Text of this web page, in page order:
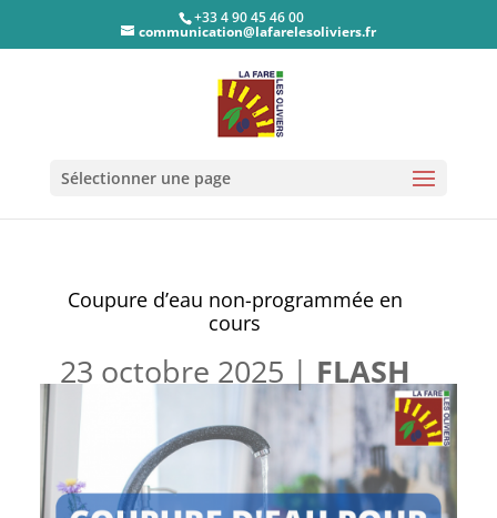
+33 4 90 45 46 00
communication@lafarelesoliviers.fr
Sélectionner une page
Coupure d’eau non-programmée en
cours
23 octobre 2025 | FLASH